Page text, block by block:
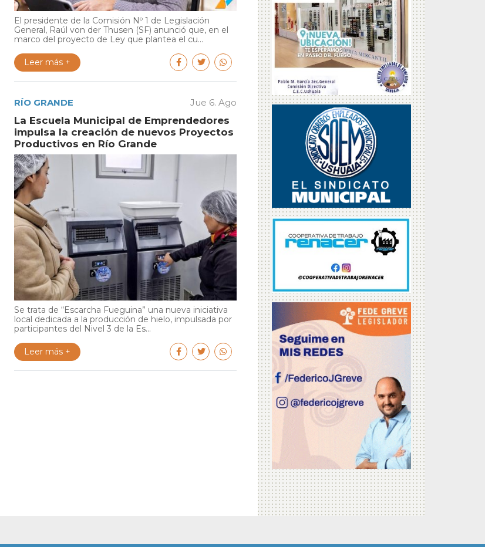
El presidente de la Comisión Nº 1 de Legislación
General, Raúl von der Thusen (SF) anunció que, en el
marco del proyecto de Ley que plantea el cu...
Leer más +
RÍO GRANDE Jue 6. Ago
La Escuela Municipal de Emprendedores
impulsa la creación de nuevos Proyectos
Productivos en Río Grande
Se trata de “Escarcha Fueguina” una nueva iniciativa
local dedicada a la producción de hielo, impulsada por
participantes del Nivel 3 de la Es...
Leer más +